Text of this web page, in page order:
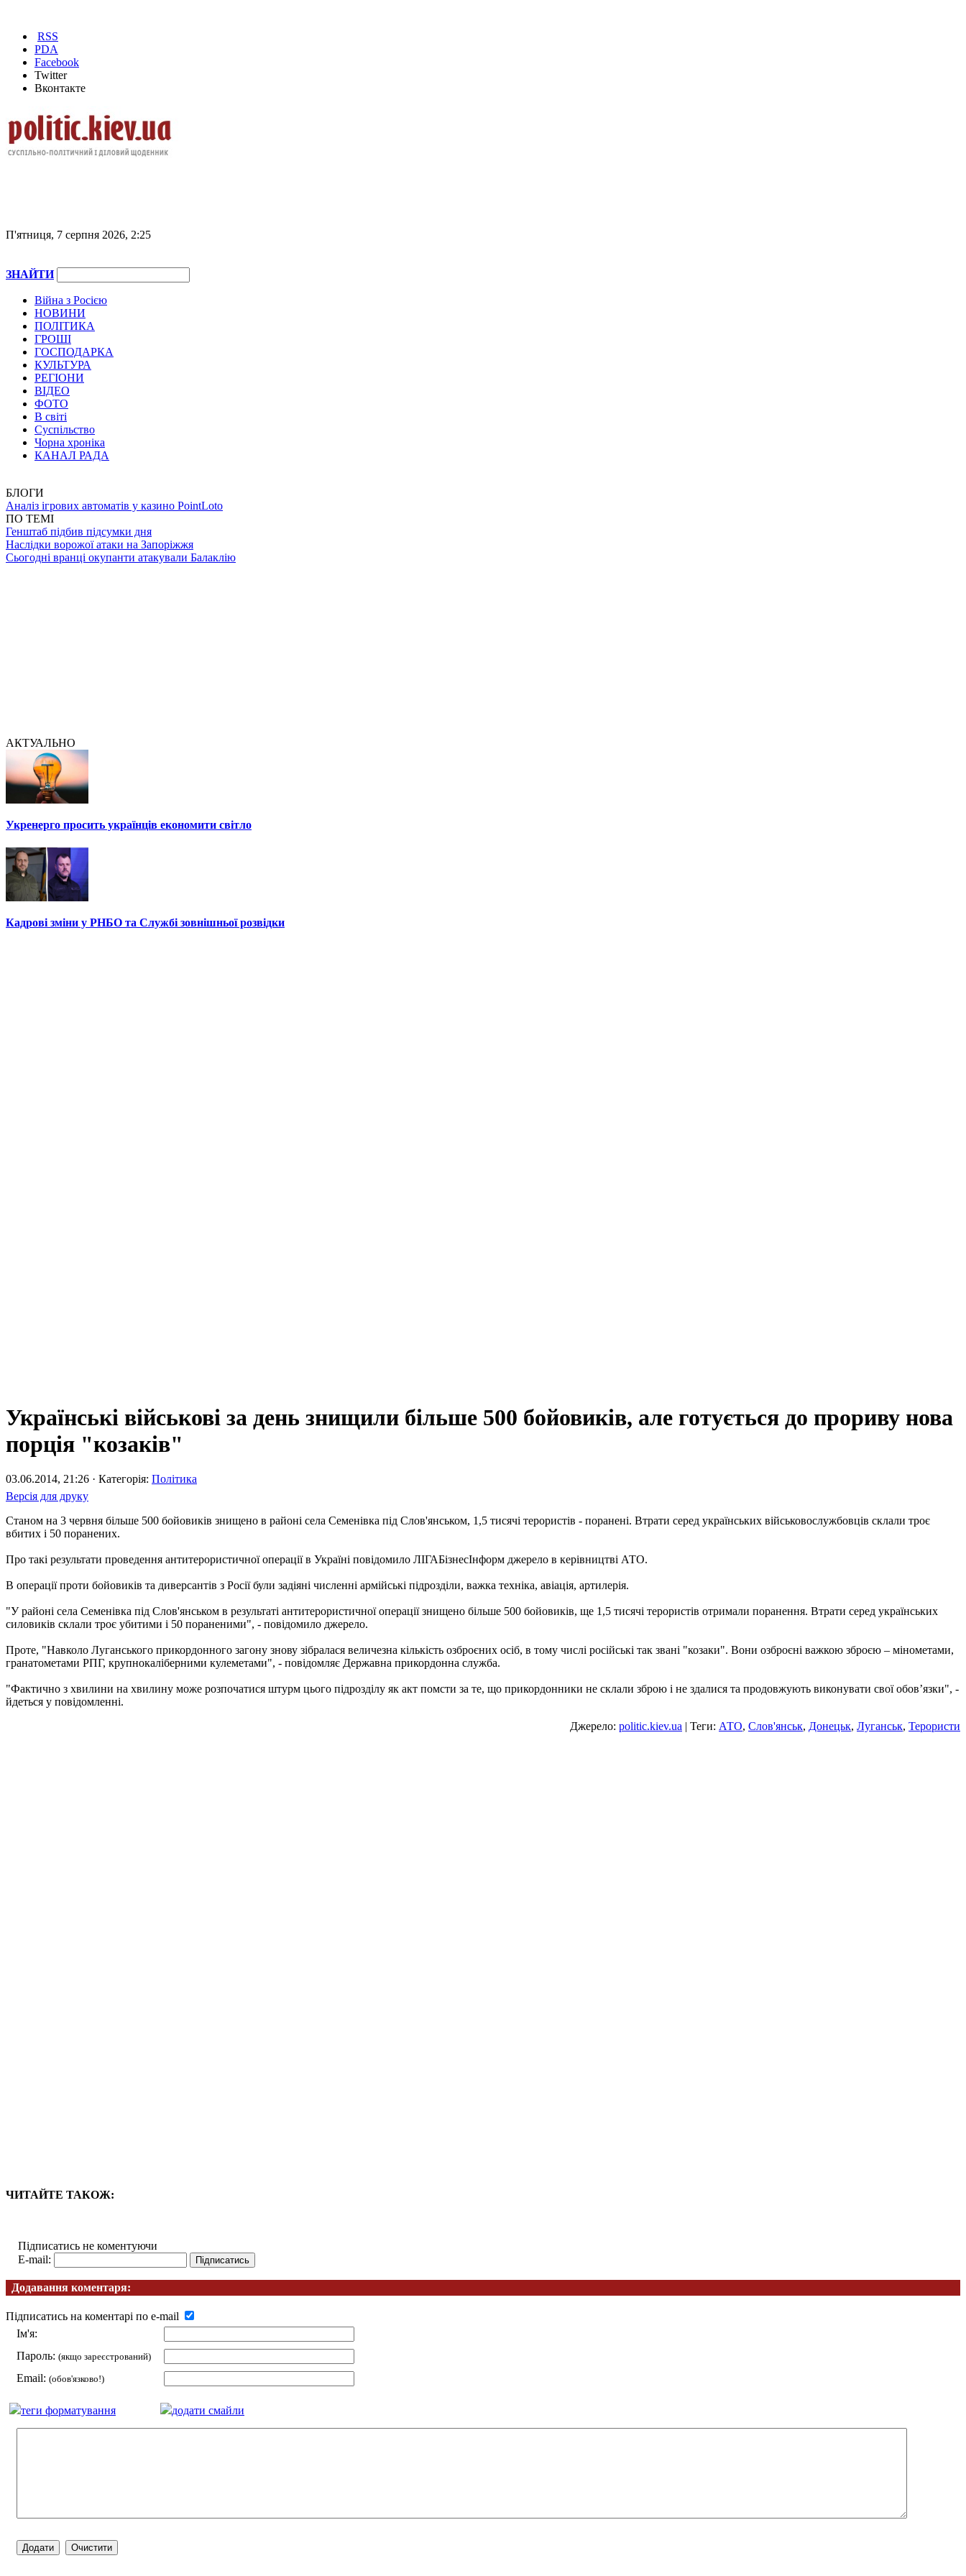
RSS
PDA
Facebook
Twitter
Вконтакте
П'ятниця, 7 серпня 2026, 2:25
ЗНАЙТИ
Війна з Росією
НОВИНИ
ПОЛІТИКА
ГРОШІ
ГОСПОДАРКА
КУЛЬТУРА
РЕГІОНИ
ВІДЕО
ФОТО
В світі
Суспільство
Чорна хроніка
КАНАЛ РАДА
БЛОГИ
Аналіз ігрових автоматів у казино PointLoto
ПО ТЕМІ
Генштаб підбив підсумки дня
Наслідки ворожої атаки на Запоріжжя
Сьогодні вранці окупанти атакували Балаклію
АКТУАЛЬНО
Укренерго просить українців економити світло
Кадрові зміни у РНБО та Службі зовнішньої розвідки
Українські військові за день знищили більше 500 бойовиків, але готується до прориву нова
порція "козаків"
03.06.2014, 21:26 · Категорія: Політика
Версія для друку
Станом на 3 червня більше 500 бойовиків знищено в районі села Семенівка під Слов'янськом, 1,5 тисячі терористів - поранені. Втрати серед українських військовослужбовців склали троє
вбитих і 50 поранених.
Про такі результати проведення антитерористичної операції в Україні повідомило ЛІГАБізнесІнформ джерело в керівництві АТО.
В операції проти бойовиків та диверсантів з Росії були задіяні численні армійські підрозділи, важка техніка, авіація, артилерія.
"У районі села Семенівка під Слов'янськом в результаті антитерористичної операції знищено більше 500 бойовиків, ще 1,5 тисячі терористів отримали поранення. Втрати серед українських
силовиків склали троє убитими і 50 пораненими", - повідомило джерело.
Проте, "Навколо Луганського прикордонного загону знову зібралася величезна кількість озброєних осіб, в тому числі російські так звані "козаки". Вони озброєні важкою зброєю – мінометами,
гранатометами РПГ, крупнокаліберними кулеметами", - повідомляє Державна прикордонна служба.
"Фактично з хвилини на хвилину може розпочатися штурм цього підрозділу як акт помсти за те, що прикордонники не склали зброю і не здалися та продовжують виконувати свої обов’язки", -
йдеться у повідомленні.
Джерело: politic.kiev.ua | Теги: АТО, Слов'янськ, Донецьк, Луганськ, Терористи
ЧИТАЙТЕ ТАКОЖ:
Підписатись не коментуючи
E-mail:
Додавання коментаря:
Підписатись на коментарі по e-mail
Ім'я:
Пароль: (якщо зареєстрований)
Email: (обов'язково!)
теги форматування додати смайли